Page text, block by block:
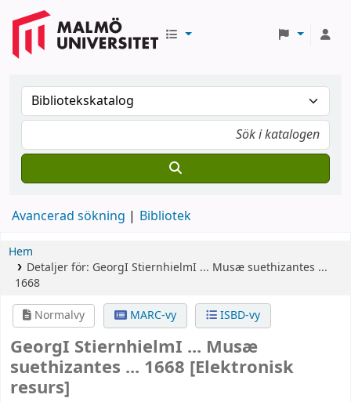
Avancerad sökning Bibliotek
Hem
Detaljer för: GeorgI StiernhielmI ... Musæ suethizantes ...
1668
Normalvy
MARC-vy ISBD-vy
GeorgI StiernhielmI ... Musæ
suethizantes ... 1668 [Elektronisk
resurs]